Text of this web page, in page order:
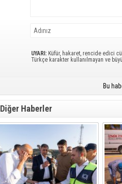
UYARI: Küfür, hakaret, rencide edici
Türkçe karakter kullanılmayan ve
Bu
Diğer Haberler